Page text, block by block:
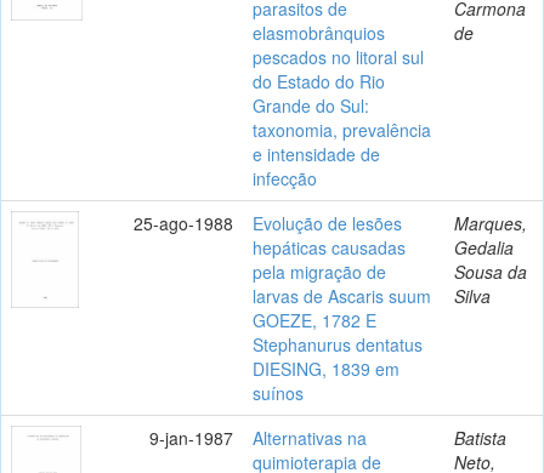
parasitos de
elasmobrânquios
pescados no litoral sul
do Estado do Rio
Grande do Sul:
taxonomia, prevalência
e intensidade de
infecção
Carmona
de
25-ago-1988
Evolução de lesões
hepáticas causadas
pela migração de
larvas de Ascaris suum
GOEZE, 1782 E
Stephanurus dentatus
DIESING, 1839 em
suínos
Marques,
Gedalia
Sousa da
Silva
9-jan-1987
Alternativas na
quimioterapia de
Batista
Neto,